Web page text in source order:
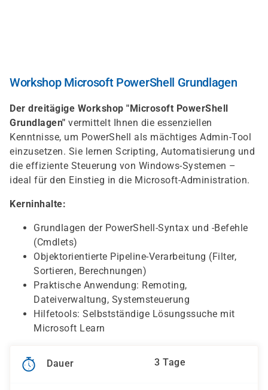
Workshop Microsoft PowerShell Grundlagen
Der dreitägige Workshop "Microsoft PowerShell
Grundlagen" vermittelt Ihnen die essenziellen
Kenntnisse, um PowerShell als mächtiges Admin-Tool
einzusetzen. Sie lernen Scripting, Automatisierung und
die effiziente Steuerung von Windows-Systemen –
ideal für den Einstieg in die Microsoft-Administration.
Kerninhalte:
Grundlagen der PowerShell-Syntax und -Befehle
(Cmdlets)
Objektorientierte Pipeline-Verarbeitung (Filter,
Sortieren, Berechnungen)
Praktische Anwendung: Remoting,
Dateiverwaltung, Systemsteuerung
Hilfetools: Selbstständige Lösungssuche mit
Microsoft Learn
Dauer 3 Tage